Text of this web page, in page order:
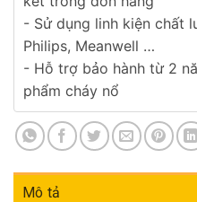
- Sử dụng linh kiện chất
Philips, Meanwell …
- Hỗ trợ bảo hành từ 2
phẩm cháy nổ
Mô tả